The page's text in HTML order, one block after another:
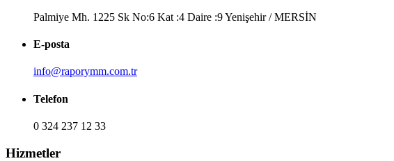
Palmiye Mh. 1225 Sk No:6 Kat :4 Daire :9 Yenişehir / MERSİN
E-posta
info@raporymm.com.tr
Telefon
0 324 237 12 33
Hizmetler